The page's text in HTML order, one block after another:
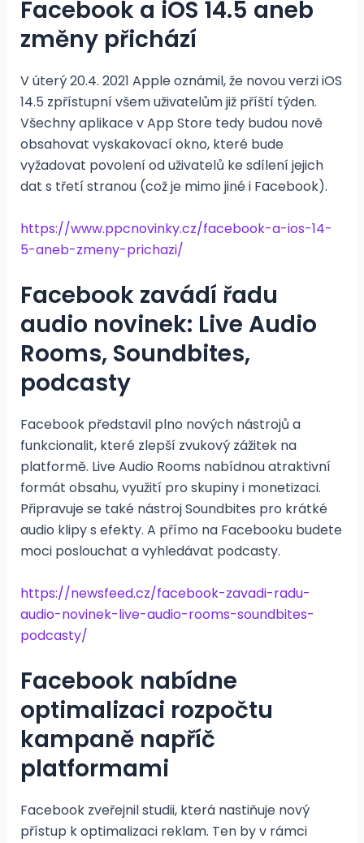
Facebook a iOS 14.5 aneb
změny přichází
V úterý 20.4. 2021 Apple oznámil, že novou verzi iOS
14.5 zpřístupní všem uživatelům již příští týden.
Všechny aplikace v App Store tedy budou nově
obsahovat vyskakovací okno, které bude
vyžadovat povolení od uživatelů ke sdílení jejich
dat s třetí stranou (což je mimo jiné i Facebook).
https://www.ppcnovinky.cz/facebook-a-ios-14-
5-aneb-zmeny-prichazi/
Facebook zavádí řadu
audio novinek: Live Audio
Rooms, Soundbites,
podcasty
Facebook představil plno nových nástrojů a
funkcionalit, které zlepší zvukový zážitek na
platformě. Live Audio Rooms nabídnou atraktivní
formát obsahu, využití pro skupiny i monetizaci.
Připravuje se také nástroj Soundbites pro krátké
audio klipy s efekty. A přímo na Facebooku budete
moci poslouchat a vyhledávat podcasty.
https://newsfeed.cz/facebook-zavadi-radu-
audio-novinek-live-audio-rooms-soundbites-
podcasty/
Facebook nabídne
optimalizaci rozpočtu
kampaně napříč
platformami
Facebook zveřejnil studii, která nastiňuje nový
přístup k optimalizaci reklam. Ten by v rámci